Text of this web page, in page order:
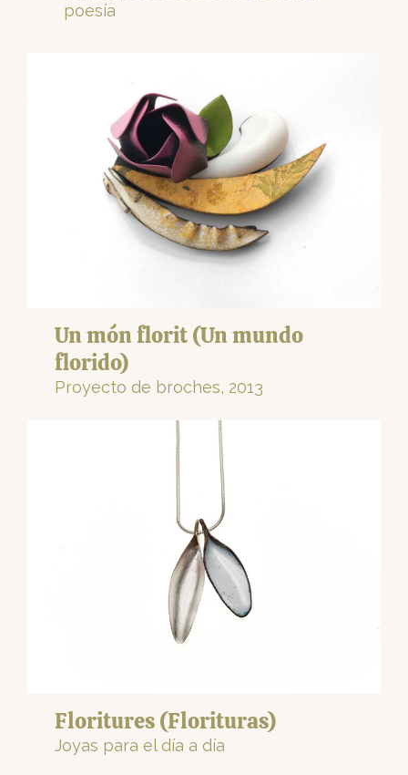
poesía
Un món florit (Un mundo
florido)
Proyecto de broches, 2013
Floritures (Florituras)
Joyas para el día a día